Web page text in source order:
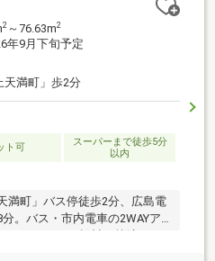
2 ～76.63m2
年9月下旬予定
天満町」歩2分
ト可
スーパーまで徒歩5分
以内
満町」バス停徒歩2分、広島電
。バス・市内電車の2WAYア